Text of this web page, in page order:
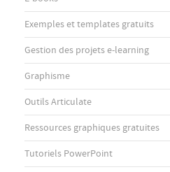
Exemples et templates gratuits
Gestion des projets e-learning
Graphisme
Outils Articulate
Ressources graphiques gratuites
Tutoriels PowerPoint